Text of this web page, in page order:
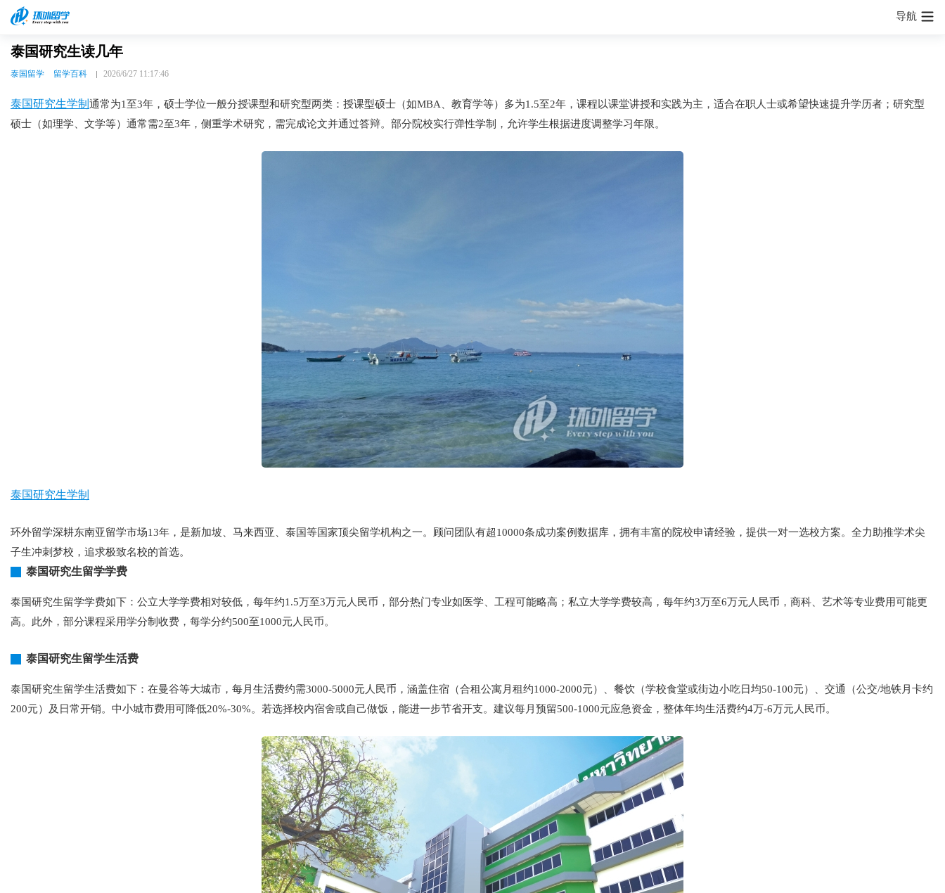
导航
泰国研究生读几年
泰国留学 留学百科 2026/6/27 11:17:46
泰国研究生学制 通常为1至3年，硕士学位一般分授课型和研究型两类：授课型硕士（如MBA、教育学等）多为1.5至2年，课程以课堂讲授和实践为主，适合在职人士或希望快速提升学历者；研究型
硕士（如理学、文学等）通常需2至3年，侧重学术研究，需完成论文并通过答辩。部分院校实行弹性学制，允许学生根据进度调整学习年限。
泰国研究生学制
环外留学深耕东南亚留学市场13年，是新加坡、马来西亚、泰国等国家顶尖留学机构之一。顾问团队有超10000条成功案例数据库，拥有丰富的院校申请经验，提供一对一选校方案。全力助推学术尖
子生冲刺梦校，追求极致名校的首选。
泰国研究生留学学费
泰国研究生留学学费如下：公立大学学费相对较低，每年约1.5万至3万元人民币，部分热门专业如医学、工程可能略高；私立大学学费较高，每年约3万至6万元人民币，商科、艺术等专业费用可能更
高。此外，部分课程采用学分制收费，每学分约500至1000元人民币。
泰国研究生留学生活费
泰国研究生留学生活费如下：在曼谷等大城市，每月生活费约需3000-5000元人民币，涵盖住宿（合租公寓月租约1000-2000元）、餐饮（学校食堂或街边小吃日均50-100元）、交通（公交/地铁月卡约
200元）及日常开销。中小城市费用可降低20%-30%。若选择校内宿舍或自己做饭，能进一步节省开支。建议每月预留500-1000元应急资金，整体年均生活费约4万-6万元人民币。